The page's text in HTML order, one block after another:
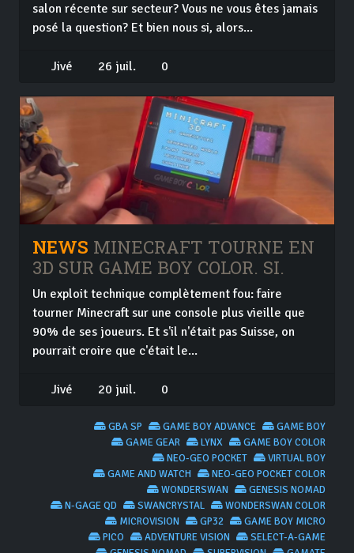
salon récente sur secteur? Vous ne vous êtes jamais
posé la question? Et bien nous si, alors...
Jivé 26 juil. 0
NEWS MINECRAFT TOURNE EN
3D SUR GAME BOY COLOR. SI.
Un exploit technique complètement fou: faire
tourner Minecraft sur une console plus vieille que
90% de ses joueurs. Et s'il n'était pas Suisse, on
pourrait croire que c'était le...
Jivé 20 juil. 0
GAME BOY
GAME BOY ADVANCE
GBA SP
GAME BOY COLOR
LYNX
GAME GEAR
VIRTUAL BOY
NEO-GEO POCKET
NEO-GEO POCKET COLOR
GAME AND WATCH
GENESIS NOMAD
WONDERSWAN
WONDERSWAN COLOR
SWANCRYSTAL
N-GAGE QD
GAME BOY MICRO
GP32
MICROVISION
SELECT-A-GAME
ADVENTURE VISION
PICO